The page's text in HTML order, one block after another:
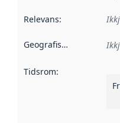
Relevans:
Geografisk område
Tidsrom: